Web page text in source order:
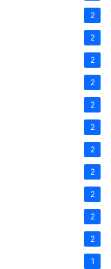
2
2
2
2
2
2
2
2
2
2
2
1